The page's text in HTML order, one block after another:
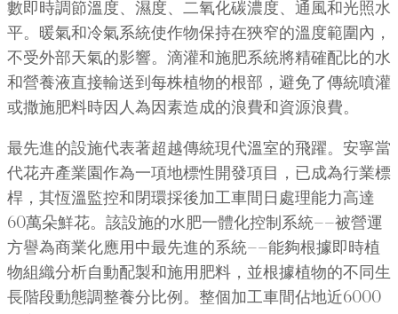
數即時調節溫度、濕度、二氧化碳濃度、通風和光照水
平。暖氣和冷氣系統使作物保持在狹窄的溫度範圍內，
不受外部天氣的影響。滴灌和施肥系統將精確配比的水
和營養液直接輸送到每株植物的根部，避免了傳統噴灌
或撒施肥料時因人為因素造成的浪費和資源浪費。
最先進的設施代表著超越傳統現代溫室的飛躍。安寧當
代花卉產業園作為一項地標性開發項目，已成為行業標
桿，其恆溫監控和閉環採後加工車間日處理能力高達
60萬朵鮮花。該設施的水肥一體化控制系統——被營運
方譽為商業化應用中最先進的系統——能夠根據即時植
物組織分析自動配製和施用肥料，並根據植物的不同生
長階段動態調整養分比例。整個加工車間佔地近6000